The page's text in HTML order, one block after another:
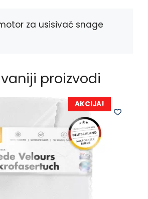
za usisivač snage
proizvodi
AKCIJA!